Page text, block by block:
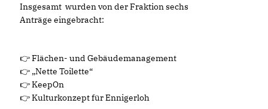
Insgesamt wurden von der Fraktion sechs
Anträge eingebracht:
👉 Flächen- und Gebäudemanagement
👉 „Nette Toilette“
👉 KeepOn
👉 Kulturkonzept für Ennigerloh